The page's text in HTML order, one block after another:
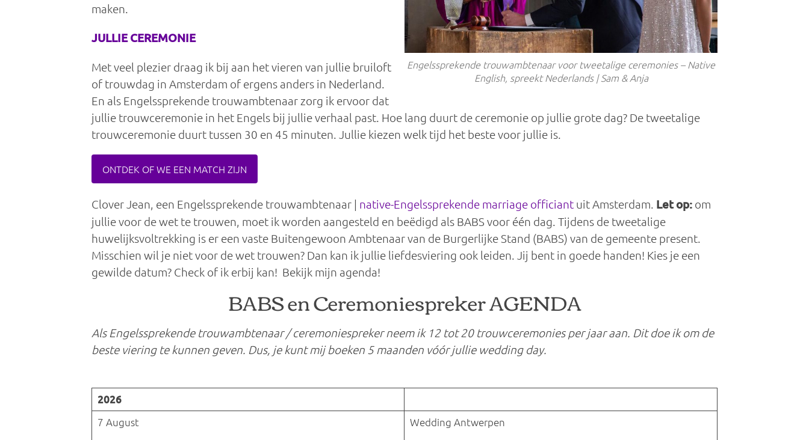
Engelssprekende trouwambtenaarvoor tweetalige ceremonies – Native
English, spreekt Nederlands| Sam & Anja
maken.
JULLIE CEREMONIE
Met veel plezier draag ik bij aan het vieren van jullie bruiloft
of trouwdag in Amsterdam of ergens anders in Nederland.
En als Engelssprekende trouwambtenaar zorg ik ervoor dat
jullie trouwceremonie in het Engels bij jullie verhaal past. Hoe lang duurt de ceremonie op jullie grote dag? De tweetalige
trouwceremonie duurt tussen 30 en 45 minuten. Jullie kiezen welk tijd het beste voor jullie is.
ONTDEK OF WE EEN MATCH ZIJN
Clover Jean, een Engelssprekende trouwambtenaar | native-Engelssprekende marriage officiant uit Amsterdam. Let op: om
jullie voor de wet te trouwen, moet ik worden aangesteld en beëdigd als BABS voor één dag. Tijdens de tweetalige
huwelijksvoltrekking is er een vaste Buitengewoon Ambtenaar van de Burgerlijke Stand (BABS) van de gemeente present.
Misschien wil je niet voor de wet trouwen? Dan kan ik jullie liefdesviering ook leiden. Jij bent in goede handen! Kies je een
gewilde datum? Check of ik erbij kan! Bekijk mijn agenda!
BABS en Ceremoniespreker AGENDA
Als Engelssprekende trouwambtenaar / ceremoniespreker neem ik 12 tot 20 trouwceremonies per jaar aan. Dit doe ik om de
beste viering te kunnen geven. Dus, je kunt mij boeken 5 maanden vóór jullie wedding day.
2026
7 August
Wedding Antwerpen